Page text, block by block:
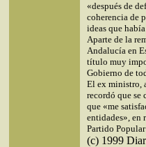
«después de
coherencia de
ideas que
Aparte de la
Andalucía en
título muy
Gobierno de
El ex ministro,
recordó que
que «me
entidades», en
Partido
(c) 1999